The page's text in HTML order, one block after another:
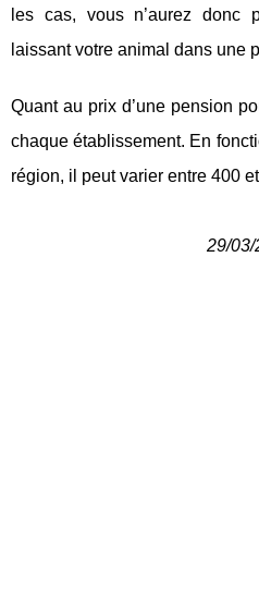
les cas, vous n’aurez
laissant votre animal dans une
Quant au prix d’une pension
chaque établissement. En
région, il peut varier entre 400
29/03/